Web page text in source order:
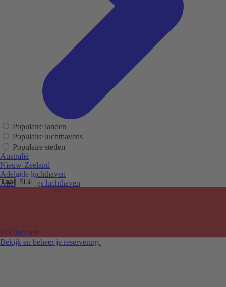
Taal Sluit
Doe het zelf
Bekijk en beheer je reservering.
Populaire landen
Populaire luchthavens
Populaire steden
Australië
Nieuw-Zeeland
Adelaide luchthaven
Alice Springs luchthaven
Melbourne Tullamarine luchthaven
Perth luchthaven
Sydney luchthaven